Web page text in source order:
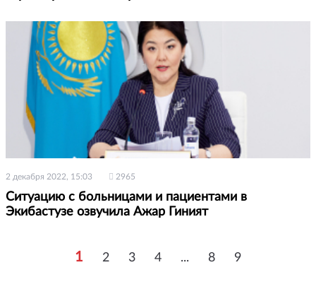
2 декабря 2022, 15:03 2965
Ситуацию с больницами и пациентами в
Экибастузе озвучила Ажар Гиният
1 2 3 4 ... 8 9